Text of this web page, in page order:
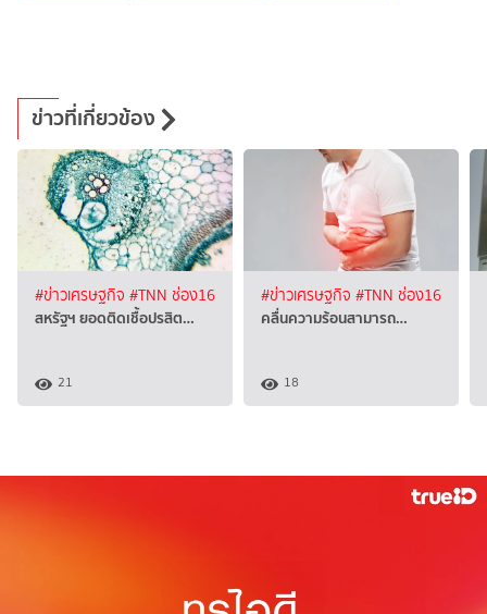
ข่าวที่เกี่ยวข้อง
#ข่าวเศรษฐกิจ #TNN ช่อง16
สหรัฐฯ ยอดติดเชื้อปรสิต…
21
#ข่าวเศรษฐกิจ #TNN ช่อง16
คลื่นความร้อนสามารถ…
18